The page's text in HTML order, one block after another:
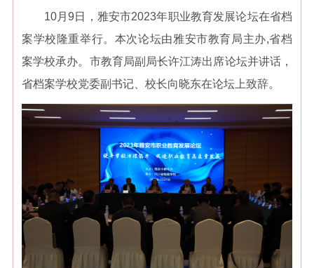
10月9日，雅安市2023年职业教育发展论坛在省档
案学校隆重举行。本次论坛由雅安市教育局主办,省档
案学校承办。市教育局副局长许江涛出席论坛并讲话，
省档案学校党委副书记、校长向晓东在论坛上致辞。